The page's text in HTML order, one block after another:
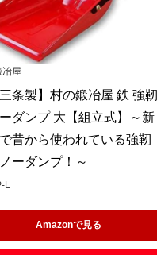
冶屋
三条製】村の鍛冶屋 鉄 強靭
ダンプ 大【組立式】～新
昔から使われている強靭
ーダンプ！～
L
Amazonで見る